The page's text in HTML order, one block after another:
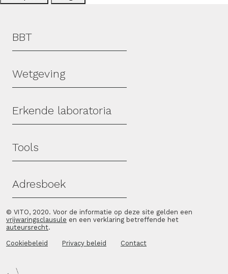
Hoofdmenu
BBT
Wetgeving
Erkende laboratoria
Tools
Adresboek
© VITO, 2020. Voor de informatie op deze site gelden een
vrijwaringsclausule en een verklaring betreffende het
auteursrecht.
Cookiebeleid Privacy beleid Contact